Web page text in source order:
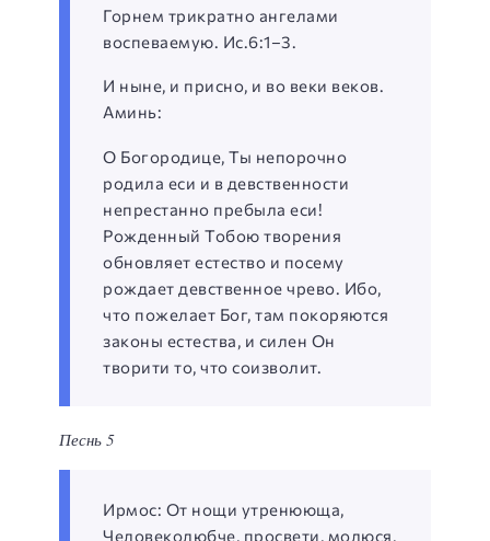
Горнем трикратно ангелами
воспеваемую. Ис.6:1–3.
И ныне, и присно, и во веки веков.
Аминь:
О Богородице, Ты непорочно
родила еси и в девственности
непрестанно пребыла еси!
Рожденный Тобою творения
обновляет естество и посему
рождает девственное чрево. Ибо,
что пожелает Бог, там покоряются
законы естества, и силен Он
творити то, что соизволит.
Песнь 5
Ирмос: От нощи утренююща,
Человеколюбче, просвети, молюся,